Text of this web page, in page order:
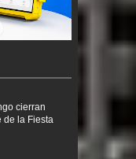
cierran
de la Fiesta